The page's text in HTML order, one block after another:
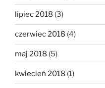
lipiec 2018 (3)
czerwiec 2018 (4)
maj 2018 (5)
kwiecień 2018 (1)